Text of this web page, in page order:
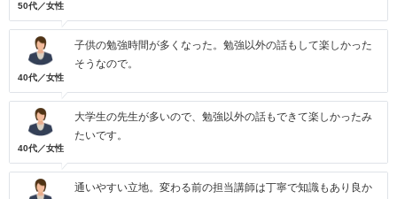
50代／女性
40代／女性
子供の勉強時間が多くなった。勉強以外の話もして楽しかった
そうなので。
40代／女性
大学生の先生が多いので、勉強以外の話もできて楽しかったみ
たいです。
通いやすい立地。変わる前の担当講師は丁寧で知識もあり良か